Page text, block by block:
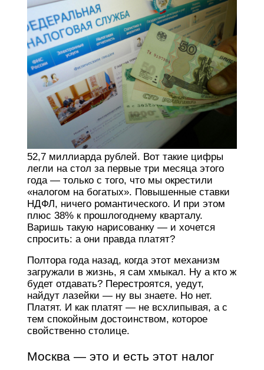
52,7 миллиарда рублей. Вот такие цифры
легли на стол за первые три месяца этого
года — только с того, что мы окрестили
«налогом на богатых». Повышенные ставки
НДФЛ, ничего романтического. И при этом
плюс 38% к прошлогоднему кварталу.
Варишь такую нарисованку — и хочется
спросить: а они правда платят?
Полтора года назад, когда этот механизм
загружали в жизнь, я сам хмыкал. Ну а кто ж
будет отдавать? Перестроятся, уедут,
найдут лазейки — ну вы знаете. Но нет.
Платят. И как платят — не всхлипывая, а с
тем спокойным достоинством, которое
свойственно столице.
Москва — это и есть этот налог